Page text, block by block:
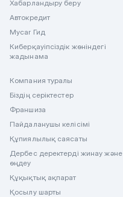
Хабарландыру беру
Автокредит
Mycar Гид
Киберқауіпсіздік жөніндегі
жадынама
Компания туралы
Біздің серіктестер
Франшиза
Пайдаланушы келісімі
Құпиялылық саясаты
Дербес деректерді жинау және
өңдеу
Құқықтық ақпарат
Қосылу шарты